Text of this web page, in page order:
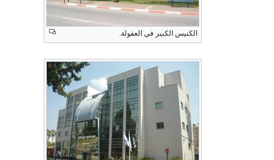
الكنيس الكبير في العفولة.